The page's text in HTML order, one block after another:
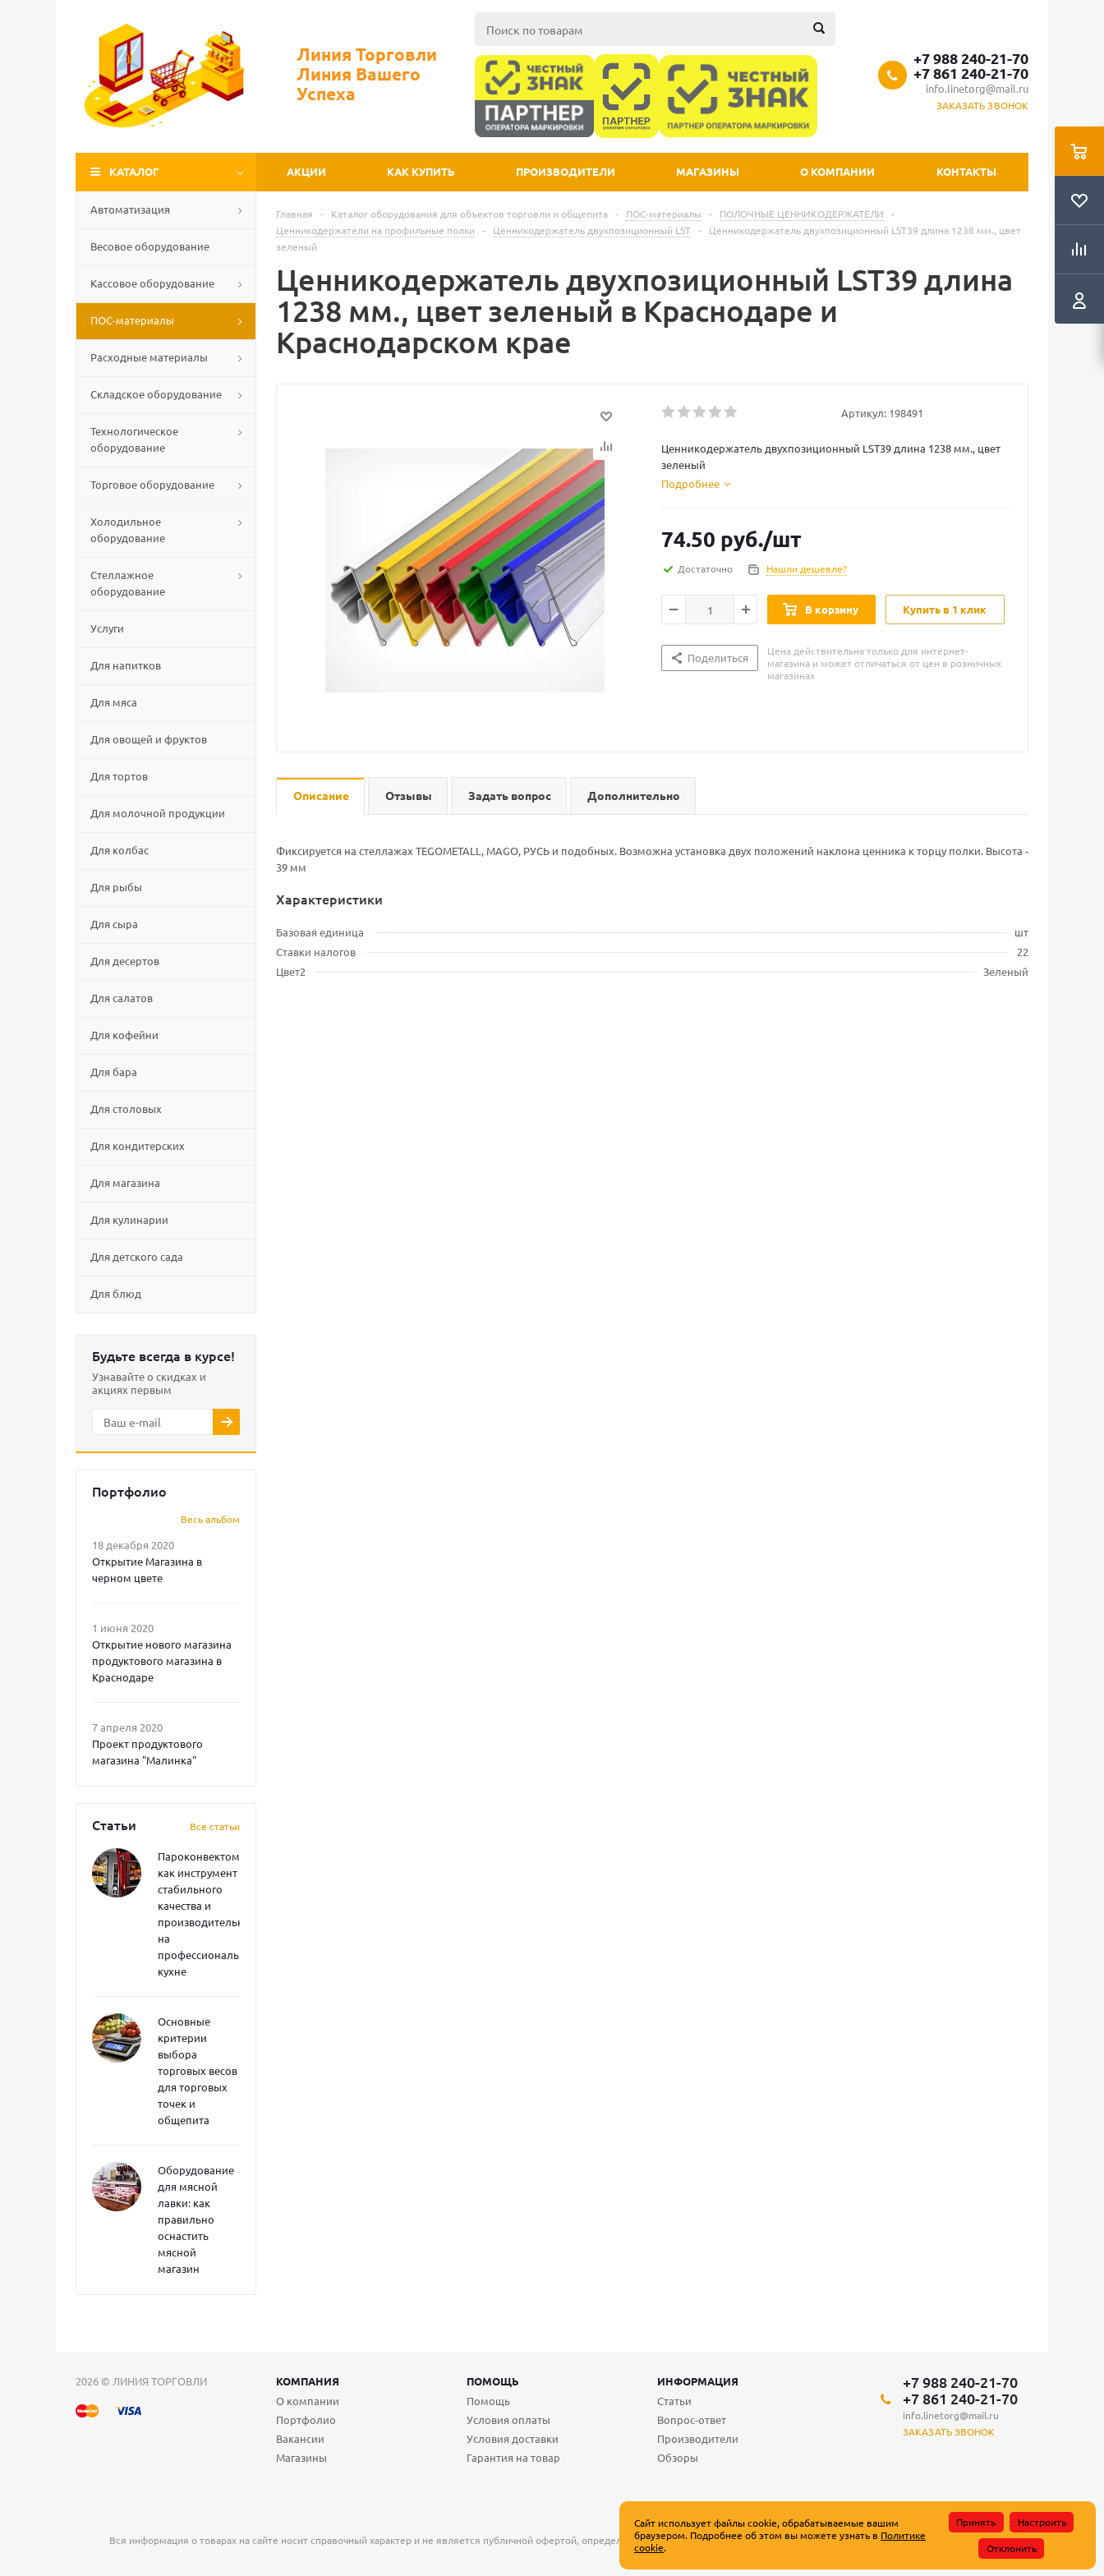
Линия Торговли
Линия Вашего
Успеха
+7 988 240-21-70
+7 861 240-21-70
info.linetorg@mail.ru
ЗАКАЗАТЬ ЗВОНОК
КАТАЛОГ АКЦИИ КАК КУПИТЬ ПРОИЗВОДИТЕЛИ МАГАЗИНЫ О КОМПАНИИ КОНТАКТЫ
Автоматизация
Весовое оборудование
Кассовое оборудование
ПОС-материалы
Расходные материалы
Складское оборудование
Технологическое
оборудование
Торговое оборудование
Холодильное
оборудование
Стеллажное
оборудование
Услуги
Для напитков
Для мяса
Для овощей и фруктов
Для тортов
Для молочной продукции
Для колбас
Для рыбы
Для сыра
Для десертов
Для салатов
Для кофейни
Для бара
Для столовых
Для кондитерских
Для магазина
Для кулинарии
Для детского сада
Для блюд
Будьте всегда в курсе!
Узнавайте о скидках и
акциях первым
Портфолио
Весь альбом
18 декабря 2020
Открытие Магазина в
черном цвете
1 июня 2020
Открытие нового магазина
продуктового магазина в
Краснодаре
7 апреля 2020
Проект продуктового
магазина "Малинка"
Статьи Все статьи
Пароконвектоматы
как инструмент
стабильного
качества и
производительности
на
профессиональной
кухне
Основные
критерии
выбора
торговых весов
для торговых
точек и
общепита
Оборудование
для мясной
лавки: как
правильно
оснастить
мясной
магазин
Главная - Каталог оборудования для объектов торговли и общепита - ПОС-материалы - ПОЛОЧНЫЕ ЦЕННИКОДЕРЖАТЕЛИ
-
Ценникодержатели на профильные полки
- Ценникодержатель двухпозиционный LST -
Ценникодержатель двухпозиционный LST39 длина 1238 мм., цвет
зеленый
Ценникодержатель двухпозиционный LST39 длина
1238 мм., цвет зеленый в Краснодаре и
Краснодарском крае
Артикул: 198491
Ценникодержатель двухпозиционный LST39 длина 1238 мм., цвет
зеленый
Подробнее
74.50 руб./шт
Достаточно Нашли дешевле?
В корзину Купить в 1 клик
Поделиться
Цена действительна только для интернет-
магазина и может отличаться от цен в розничных
магазинах
Описание Отзывы Задать вопрос Дополнительно
Фиксируется на стеллажах TEGOMETALL, MAGO, РУСЬ и подобных. Возможна установка двух положений наклона ценника к торцу полки. Высота -
39 мм
Характеристики
Базовая единица
шт
Ставки налогов
22
Цвет2
Зеленый
2026 © ЛИНИЯ ТОРГОВЛИ КОМПАНИЯ ПОМОЩЬ
ИНФОРМАЦИЯ
О компании
Портфолио
Вакансии
Магазины
Помощь
Условия оплаты
Условия доставки
Гарантия на товар
Статьи
Вопрос-ответ
Производители
Обзоры
+7 988 240-21-70
+7 861 240-21-70
info.linetorg@mail.ru
ЗАКАЗАТЬ ЗВОНОК
Вся информация о товарах на сайте носит справочный характер и не является публичной офертой, определяемой положениями Статьи 437 Гражданского кодекса Российской Федерации.
Сайт использует файлы cookie, обрабатываемые вашим
браузером. Подробнее об этом вы можете узнать в Политике
cookie.
Принять
Настроить
Отклонить